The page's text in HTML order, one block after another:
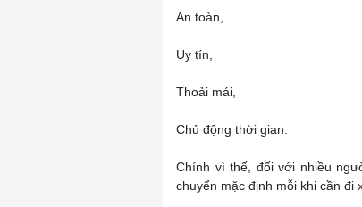
An toàn,
Uy tín,
Thoải mái,
Chủ động thời gian.
Chính vì thế, đối với nhiều
chuyển mặc định mỗi khi cần